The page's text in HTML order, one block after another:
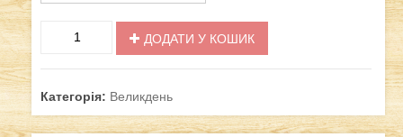
кількість
ДОДАТИ У КОШИК
Категорія: Великдень